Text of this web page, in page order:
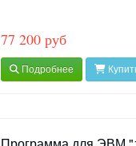
77 200 руб
Подробнее